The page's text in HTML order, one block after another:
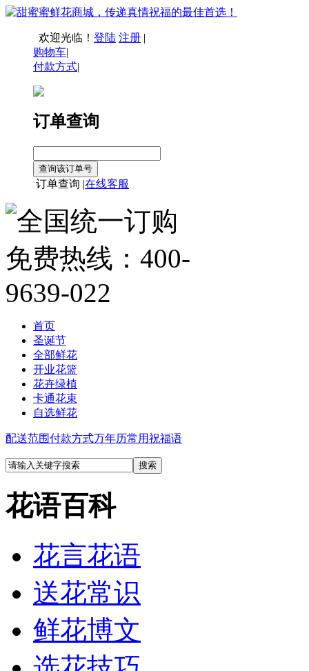
欢迎光临！ 登陆 注册 |
购物车|
付款方式|
订单查询
订单查询 |在线客服
首页
圣诞节
全部鲜花
开业花篮
花卉绿植
卡通花束
自选鲜花
配送范围付款方式万年历常用祝福语
花语百科
花言花语
送花常识
鲜花博文